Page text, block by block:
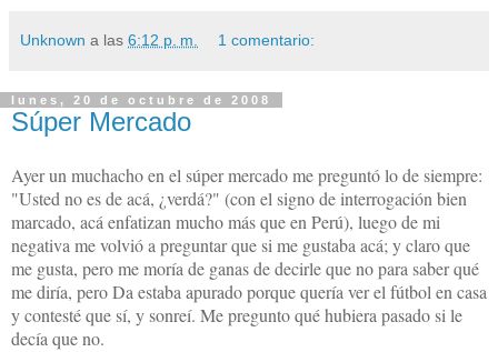
Unknown a las 6:12 p. m. 1 comentario:
lunes, 20 de octubre de 2008
Súper Mercado
Ayer un muchacho en el súper mercado me preguntó lo de siempre:
"Usted no es de acá, ¿verdá?" (con el signo de interrogación bien
marcado, acá enfatizan mucho más que en Perú), luego de mi
negativa me volvió a preguntar que si me gustaba acá; y claro que
me gusta, pero me moría de ganas de decirle que no para saber qué
me diría, pero Da estaba apurado porque quería ver el fútbol en casa
y contesté que sí, y sonreí. Me pregunto qué hubiera pasado si le
decía que no.